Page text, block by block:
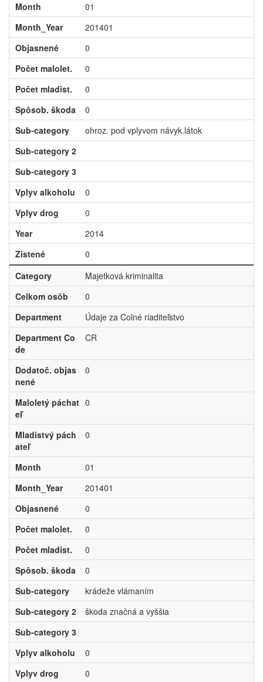
Month
01
Month_Year
201401
Objasnené
0
Počet malolet.
0
Počet mladist.
0
Spôsob. škoda
0
Sub-category
ohroz. pod vplyvom návyk.látok
Sub-category 2
Sub-category 3
Vplyv alkoholu
0
Vplyv drog
0
Year
2014
Zistené
0
Category
Majetková kriminalita
Celkom osôb
0
Department
Údaje za Colné riaditeľstvo
Department Co
de
CR
Dodatoč. objas
nené
0
Maloletý páchat
eľ
0
Mladistvý pách
ateľ
0
Month
01
Month_Year
201401
Objasnené
0
Počet malolet.
0
Počet mladist.
0
Spôsob. škoda
0
Sub-category
krádeže vlámaním
Sub-category 2
škoda značná a vyššia
Sub-category 3
Vplyv alkoholu
0
Vplyv drog
0